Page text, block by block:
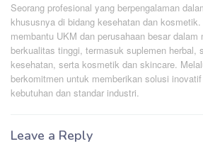
Seorang profesional yang berpengalaman
khususnya di bidang kesehatan dan
membantu UKM dan perusahaan besar dalam
berkualitas tinggi, termasuk suplemen herbal,
kesehatan, serta kosmetik dan skincare.
berkomitmen untuk memberikan solusi
kebutuhan dan standar industri.
Leave a Reply